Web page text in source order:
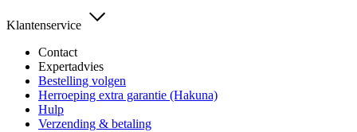
Klantenservice
Contact
Expertadvies
Bestelling volgen
Herroeping extra garantie (Hakuna)
Hulp
Verzending & betaling